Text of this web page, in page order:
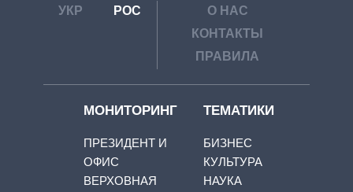
УКР РОС
О НАС
КОНТАКТЫ
ПРАВИЛА
МОНИТОРИНГ
ПРЕЗИДЕНТ И
ОФИС
ВЕРХОВНАЯ
ТЕМАТИКИ
БИЗНЕС
КУЛЬТУРА
НАУКА